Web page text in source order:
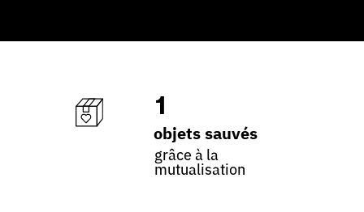
1
objets sauvés
grâce à la
mutualisation